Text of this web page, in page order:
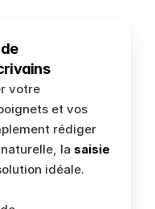
votre
et vos
rédiger
la saisie
idéale.